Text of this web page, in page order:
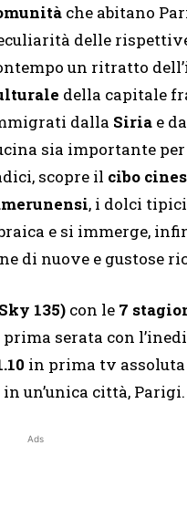
che abitano
delle
un ritratto
della capitale
dalla Siria e
sia importante
scopre il cibo
, i dolci
e si immerge,
di nuove e gustose
135) con le 7
serata con
in prima tv assoluta
un’unica città, Parigi.
Ads